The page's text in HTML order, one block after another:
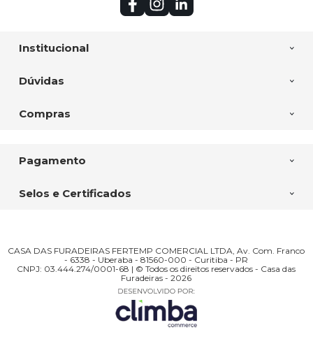
Institucional
Dúvidas
Compras
Pagamento
Selos e Certificados
CASA DAS FURADEIRAS FERTEMP COMERCIAL LTDA, Av. Com. Franco
- 6338 - Uberaba - 81560-000 - Curitiba - PR
CNPJ: 03.444.274/0001-68 | © Todos os direitos reservados - Casa das
Furadeiras - 2026